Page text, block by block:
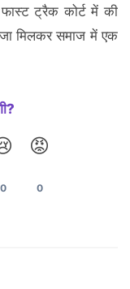
ट्रैक कोर्ट में की
मिलकर समाज में एक
0
😡
0